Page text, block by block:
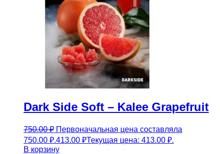
Dark Side Soft – Kalee Grapefruit
750.00₽ Первоначальная цена составляла
750.00 ₽.413.00 ₽Текущая цена: 413.00 ₽.
В корзину